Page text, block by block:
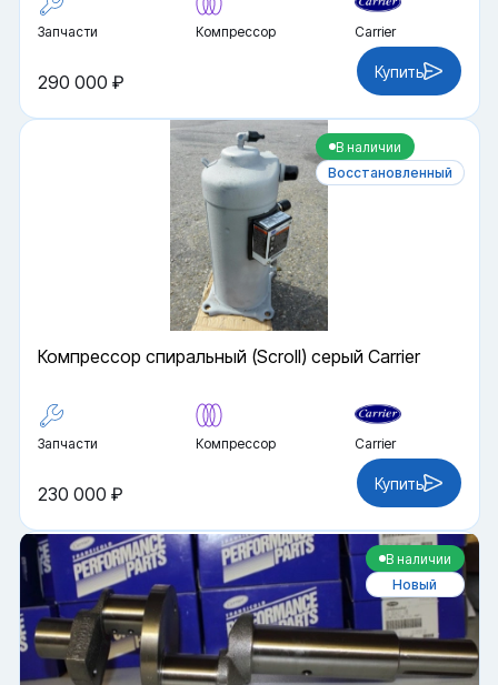
Запчасти Компрессор Carrier
290 000 ₽ Купить
В наличии
Восстановленный
Компрессор спиральный (Scroll) серый Carrier
Запчасти Компрессор Carrier
230 000 ₽ Купить
В наличии
Новый